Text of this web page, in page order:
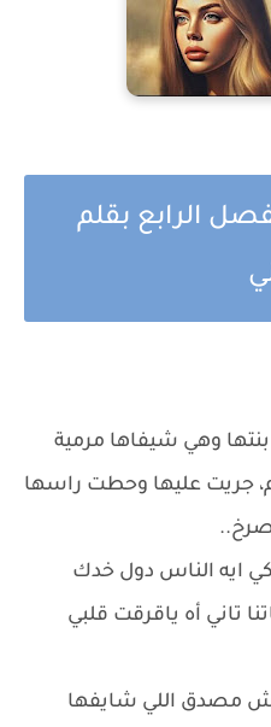
الرابع بقلم
وهي شيفاها مرمية
جريت عليها وحطت راسها
ايه الناس دول خدك
تاني أه ياقرقت قلبي
مصدق اللي شايفها